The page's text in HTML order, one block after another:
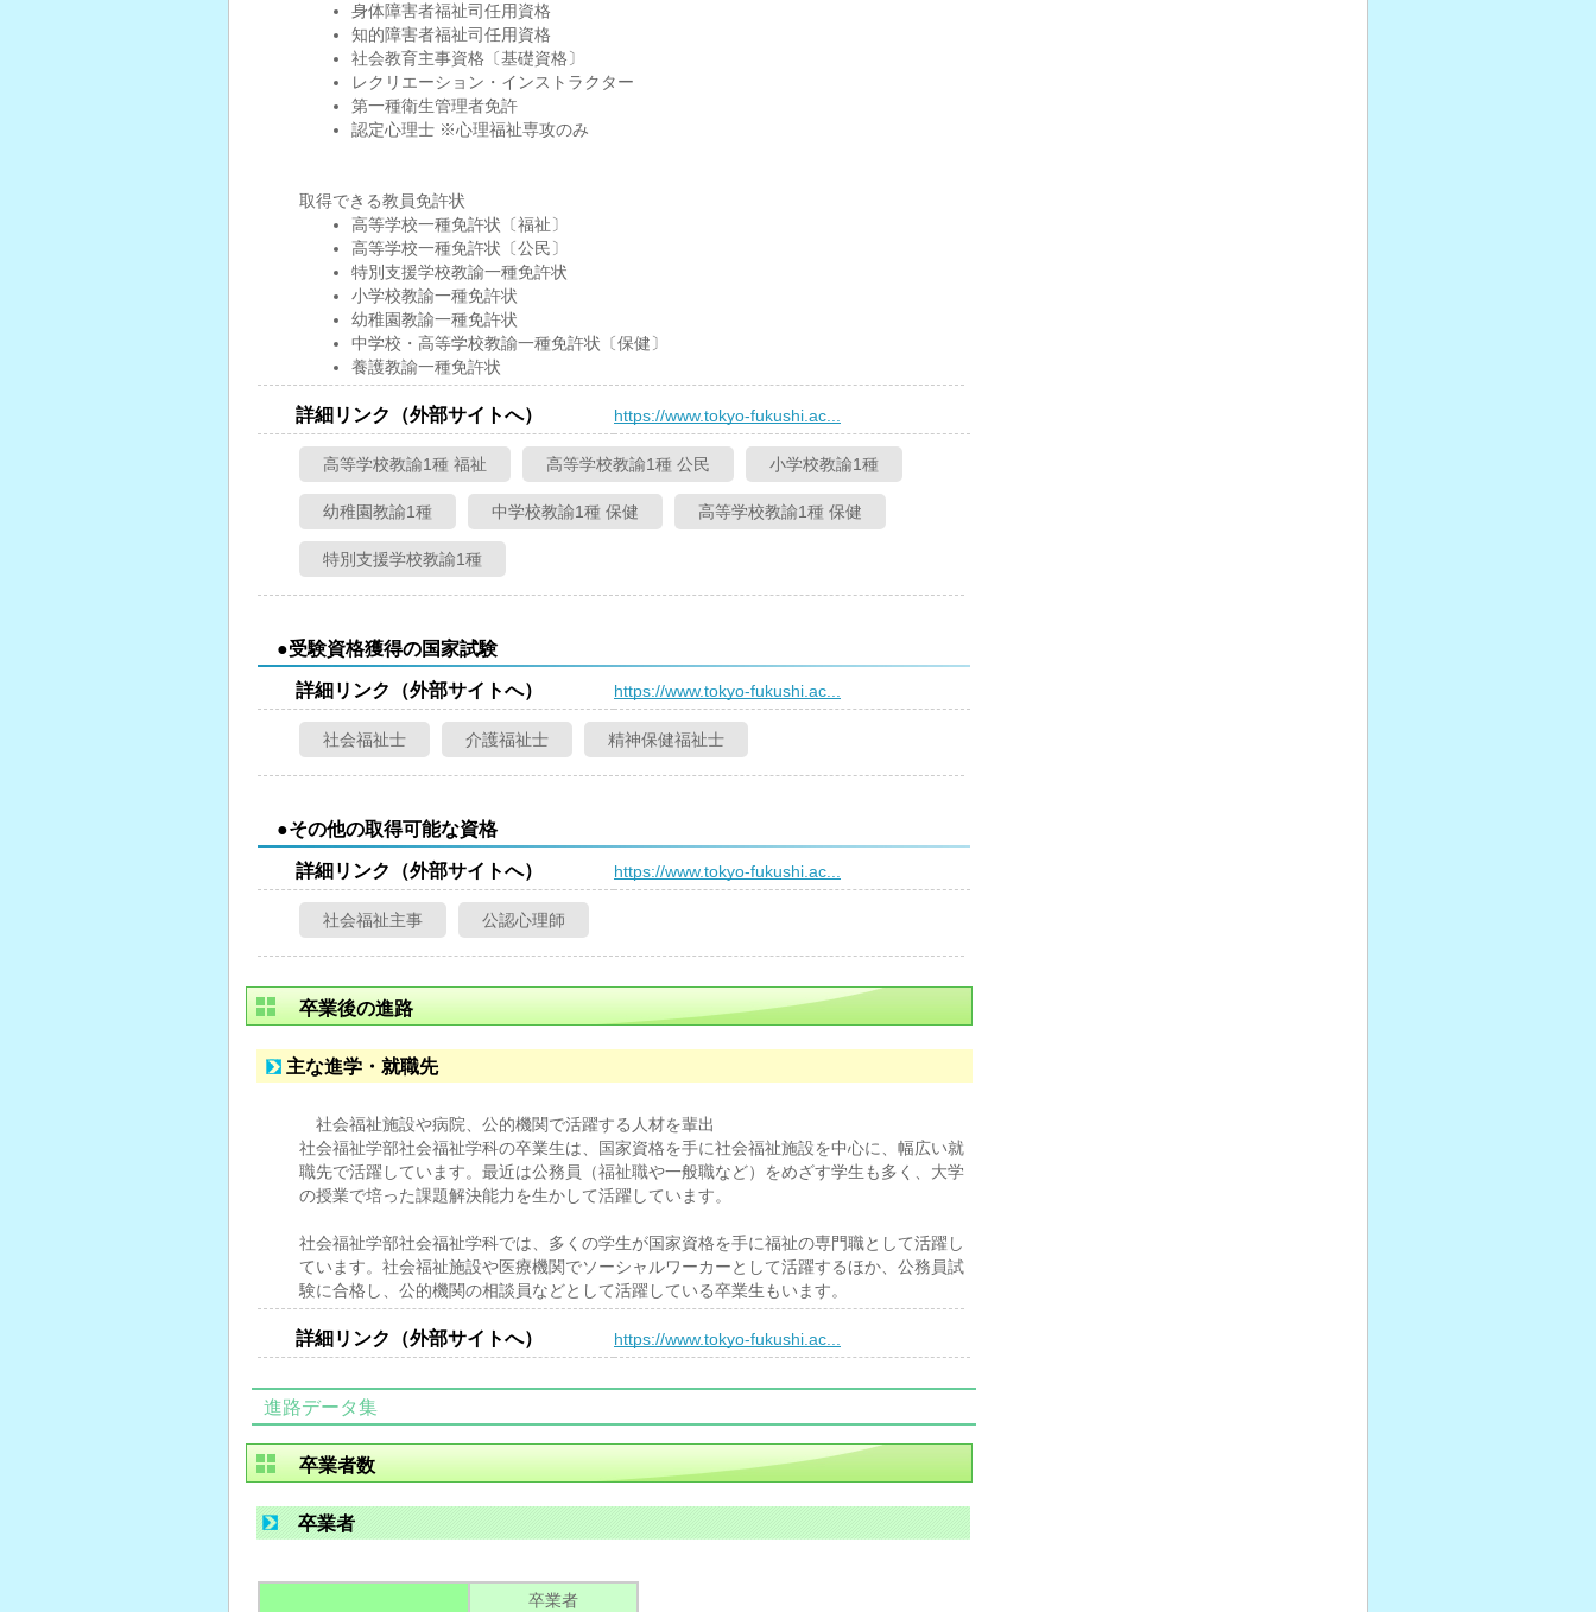
身体障害者福祉司任用資格
知的障害者福祉司任用資格
社会教育主事資格〔基礎資格〕
レクリエーション・インストラクター
第一種衛生管理者免許
認定心理士 ※心理福祉専攻のみ
取得できる教員免許状
高等学校一種免許状〔福祉〕
高等学校一種免許状〔公民〕
特別支援学校教諭一種免許状
小学校教諭一種免許状
幼稚園教諭一種免許状
中学校・高等学校教諭一種免許状〔保健〕
養護教諭一種免許状
詳細リンク（外部サイトへ） https://www.tokyo-fukushi.ac...
高等学校教諭1種 福祉 高等学校教諭1種 公民 小学校教諭1種
幼稚園教諭1種 中学校教諭1種 保健 高等学校教諭1種 保健
特別支援学校教諭1種
●受験資格獲得の国家試験
詳細リンク（外部サイトへ） https://www.tokyo-fukushi.ac...
社会福祉士 介護福祉士 精神保健福祉士
●その他の取得可能な資格
詳細リンク（外部サイトへ） https://www.tokyo-fukushi.ac...
社会福祉主事 公認心理師
卒業後の進路
主な進学・就職先
社会福祉施設や病院、公的機関で活躍する人材を輩出
社会福祉学部社会福祉学科の卒業生は、国家資格を手に社会福祉施設を中心に、幅広い就
職先で活躍しています。最近は公務員（福祉職や一般職など）をめざす学生も多く、大学
の授業で培った課題解決能力を生かして活躍しています。
社会福祉学部社会福祉学科では、多くの学生が国家資格を手に福祉の専門職として活躍し
ています。社会福祉施設や医療機関でソーシャルワーカーとして活躍するほか、公務員試
験に合格し、公的機関の相談員などとして活躍している卒業生もいます。
詳細リンク（外部サイトへ） https://www.tokyo-fukushi.ac...
進路データ集
卒業者数
卒業者
卒業者